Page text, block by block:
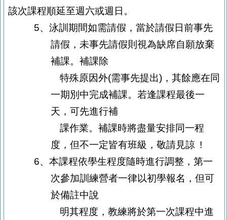
該次課程順延至週六或週日。
5、泳訓期間如需請假，當於請假日前事先
請假，未事先請假則視為缺席自願放棄
補課。補課除
特殊原因外(需事先提出) ，其餘應在同
一期別中完成補課。若逢課程最後一
天，可先進行補
課作業。補課時將盡量安排同一程
度，但不一定皆有班級，敬請見諒 !
6、本課程依學生程度隨時進行調整，第一
次參加訓練營者一律以初學報名， 但可
於備註中說
明其程度，教練將於第一次課程中進